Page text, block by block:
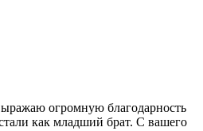
огромную благодарность
как младший брат. С вашего